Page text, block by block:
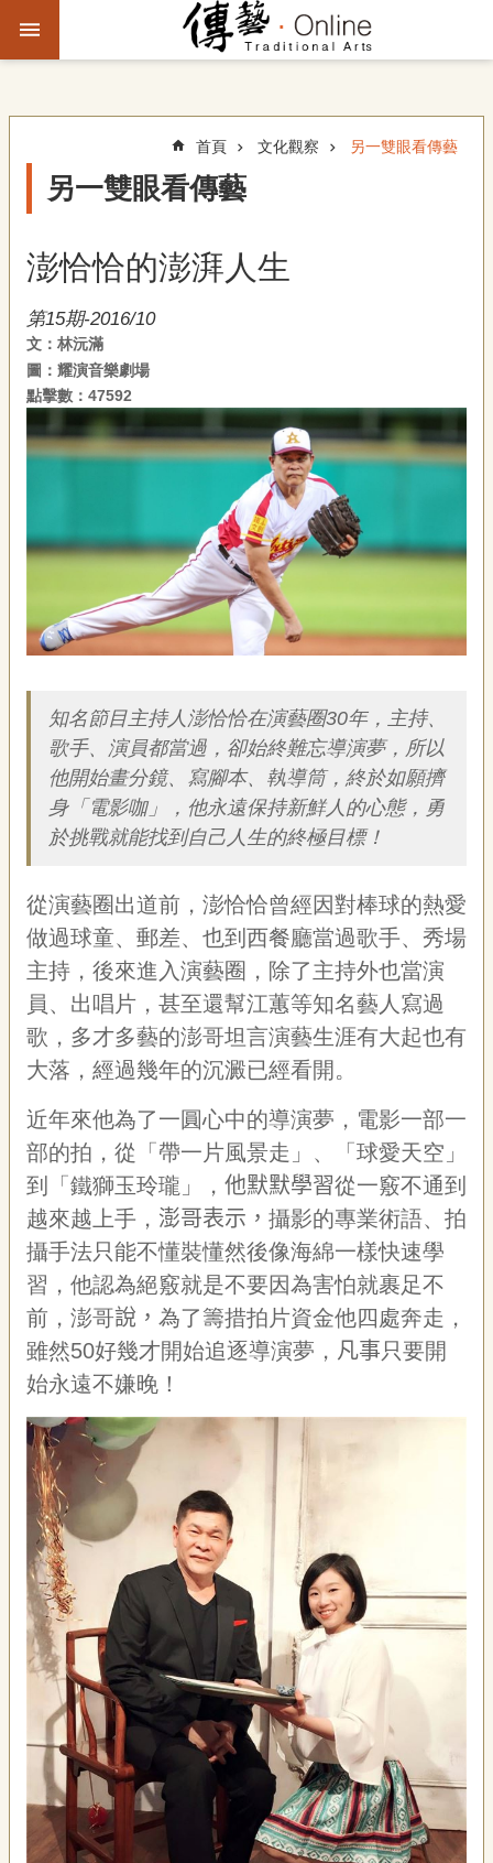
跳到主要內容區塊
尋
故
文
化
觀
e
o
族
影
音
專
區
關
於
我
們
隱
私
權
宣
告
資
訊
網
站
導
覽
聯
們
資
訊
安
全
政
網
首頁 文化觀察 另一雙眼看傳藝
另一雙眼看傳藝
澎恰恰的澎湃人生
第15期-2016/10
文：林沅滿
圖：耀演音樂劇場
點擊數：47592
知名節目主持人澎恰恰在演藝圈30年，主持、
歌手、演員都當過，卻始終難忘導演夢，所以
他開始畫分鏡、寫腳本、執導筒，終於如願擠
身「電影咖」，他永遠保持新鮮人的心態，勇
於挑戰就能找到自己人生的終極目標！
從演藝圈出道前，澎恰恰曾經因對棒球的熱愛
做過球童、郵差、也到西餐廳當過歌手、秀場
主持，後來進入演藝圈，除了主持外也當演
員、出唱片，甚至還幫江蕙等知名藝人寫過
歌，多才多藝的澎哥坦言演藝生涯有大起也有
大落，經過幾年的沉澱已經看開。
近年來他為了一圓心中的導演夢，電影一部一
部的拍，從「帶一片風景走」、「球愛天空」
到「鐵獅玉玲瓏」， 他默默學習從一竅不通到
越來越上手， 澎哥表示， 攝影的專業術語、拍
攝手法只能不懂裝懂然後像海綿一樣快速學
習，他認為絕竅就是不要因為害怕就裹足不
前，澎哥說， 為了籌措拍片資金他四處奔走，
雖然50好幾才開始追逐導演夢， 凡事只要開
始永遠不嫌晚！